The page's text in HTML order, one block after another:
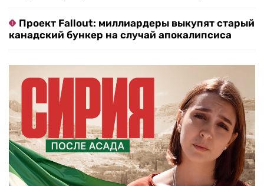
Проект Fallout: миллиардеры выкупят старый
канадский бункер на случай апокалипсиса